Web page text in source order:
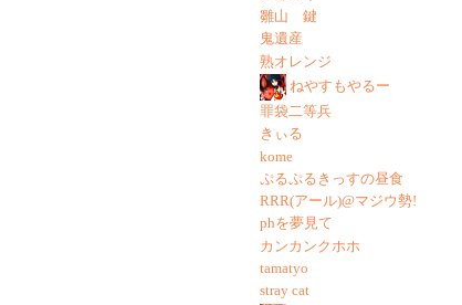
雛山 鍵
鬼遺産
熟オレンジ
ねやすもやるー
罪袋二等兵
きぃる
kome
ぷるぷるきっすの昼食
RRR(アール)@マジウ勢!
phを夢見て
カンカンクホホ
tamatyo
stray cat